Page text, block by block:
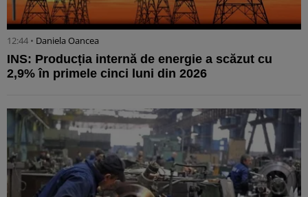
12:44 • Daniela Oancea
INS: Producția internă de energie a scăzut cu
2,9% în primele cinci luni din 2026